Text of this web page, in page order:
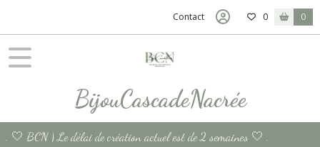
Contact 0 0
BijouCascadeNacrée
. 🤍 BCN | Le délai de création actuel est de 2 semaines 🤍 .